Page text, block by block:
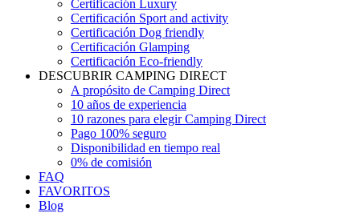
Certificación Luxury
Certificación Sport and activity
Certificación Dog friendly
Certificación Glamping
Certificación Eco-friendly
DESCUBRIR CAMPING DIRECT
A propósito de Camping Direct
10 años de experiencia
10 razones para elegir Camping Direct
Pago 100% seguro
Disponibilidad en tiempo real
0% de comisión
FAQ
FAVORITOS
Blog